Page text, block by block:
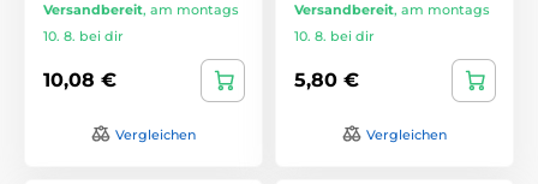
Versandbereit, am montags
10. 8. bei dir
10,08 €
Vergleichen
Versandbereit, am montags
10. 8. bei dir
5,80 €
Vergleichen